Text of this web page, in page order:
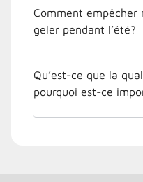
Comment empêcher
geler pendant l’été?
Qu’est-ce que la
pourquoi est-ce